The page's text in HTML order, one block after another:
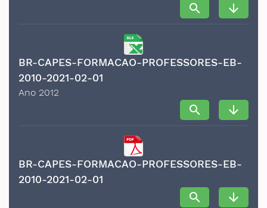
search arrow_downward
BR-CAPES-FORMACAO-PROFESSORES-EB-
2010-2021-02-01
Ano 2012
search arrow_downward
BR-CAPES-FORMACAO-PROFESSORES-EB-
2010-2021-02-01
search arrow_downward